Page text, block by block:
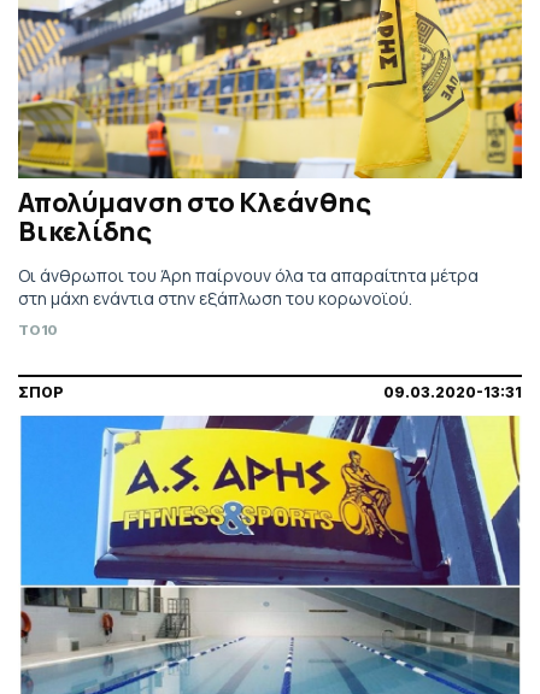
Απολύμανση στο Κλεάνθης
Βικελίδης
Οι άνθρωποι του Άρη παίρνουν όλα τα απαραίτητα μέτρα
στη μάχη ενάντια στην εξάπλωση του κορωνοϊού.
TO10
ΣΠΟΡ 09.03.2020-13:31